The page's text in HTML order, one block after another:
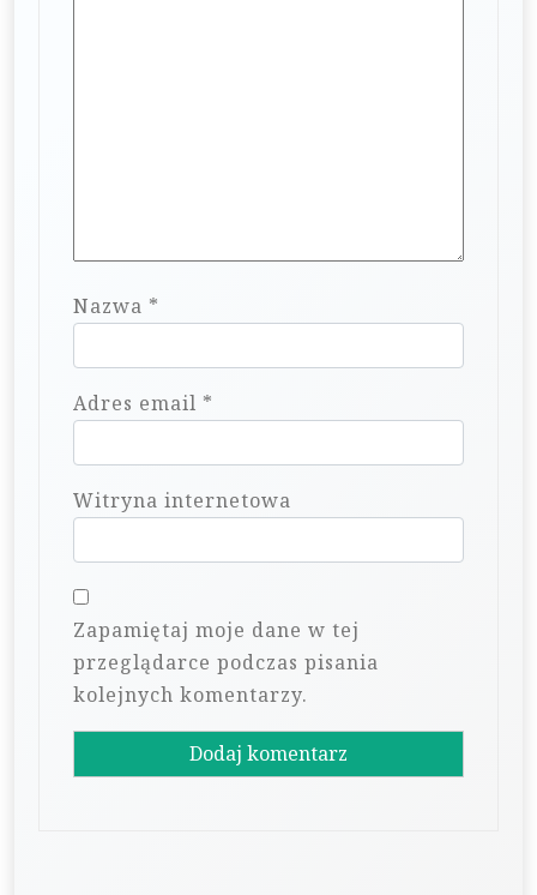
Nazwa *
Adres email *
Witryna internetowa
Zapamiętaj moje dane w tej
przeglądarce podczas pisania
kolejnych komentarzy.